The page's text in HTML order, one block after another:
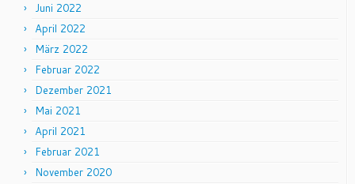
Juni 2022
April 2022
März 2022
Februar 2022
Dezember 2021
Mai 2021
April 2021
Februar 2021
November 2020